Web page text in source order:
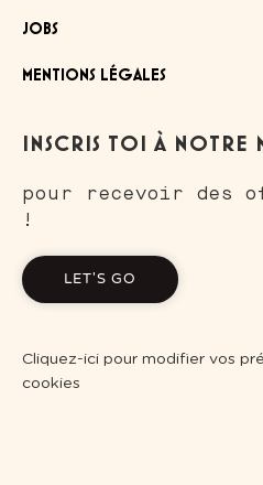
JOBS
MENTIONS LÉGALES
INSCRIS TOI À NOTRE
pour recevoir des
!
LET'S GO
Cliquez-ici pour modifier vos
cookies